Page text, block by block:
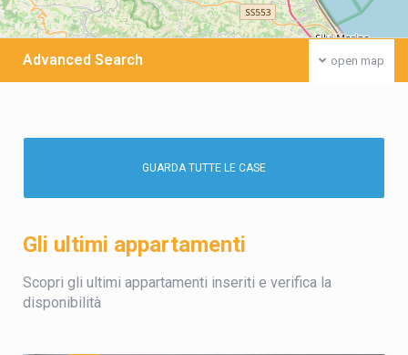
open map
Advanced Search
GUARDA TUTTE LE CASE
Gli ultimi appartamenti
Scopri gli ultimi appartamenti inseriti e verifica la
disponibilità